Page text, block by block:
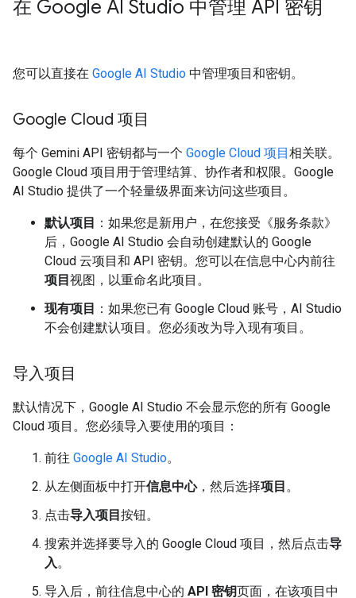
在 Google AI Studio 中管理 API 密钥
您可以直接在 Google AI Studio 中管理项目和密钥。
Google Cloud 项目
每个 Gemini API 密钥都与一个 Google Cloud 项目相关联。
Google Cloud 项目用于管理结算、协作者和权限。Google
AI Studio 提供了一个轻量级界面来访问这些项目。
默认项目 ：如果您是新用户，在您接受《服务条款》
后，Google AI Studio 会自动创建默认的 Google
Cloud 云项目和 API 密钥。您可以在信息中心内前往
项目视图，以重命名此项目。
现有项目 ：如果您已有 Google Cloud 账号，AI Studio
不会创建默认项目。您必须改为导入现有项目。
导入项目
默认情况下，Google AI Studio 不会显示您的所有 Google
Cloud 项目。您必须导入要使用的项目：
前往 Google AI Studio。
从左侧面板中打开信息中心，然后选择项目。
点击导入项目按钮。
搜索并选择要导入的 Google Cloud 项目，然后点击导
入。
导入后，前往信息中心的 API 密钥页面，在该项目中